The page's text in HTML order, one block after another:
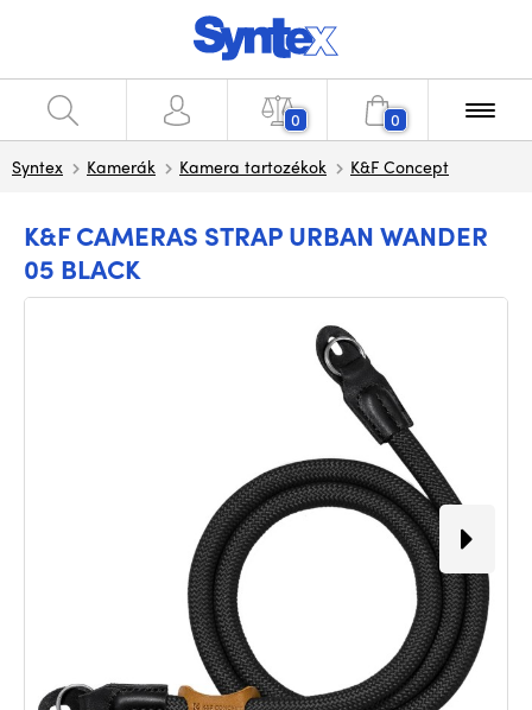
0 0
Syntex Kamerák Kamera tartozékok K&F Concept
K&F CAMERAS STRAP URBAN WANDER
05 BLACK